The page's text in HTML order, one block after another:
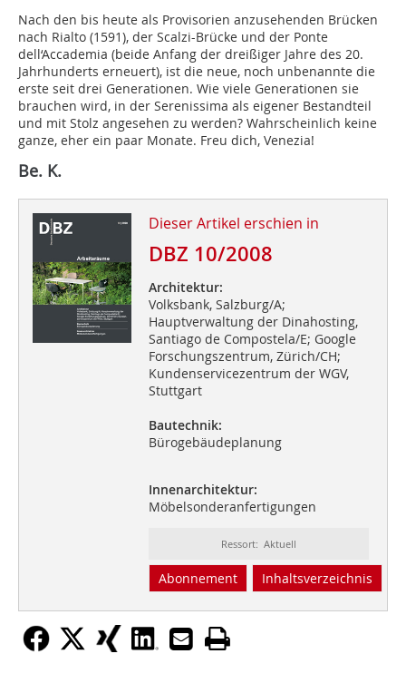
Nach den bis heute als Provisorien anzusehenden Brücken
nach Rialto (1591), der Scalzi-Brücke und der Ponte
dell‘Accademia (beide Anfang der dreißiger Jahre des 20.
Jahrhunderts erneuert), ist die neue, noch unbenannte die
erste seit drei Generationen. Wie viele Generationen sie
brauchen wird, in der Serenissima als eigener Bestandteil
und mit Stolz angesehen zu werden? Wahrscheinlich keine
ganze, eher ein paar Monate. Freu dich, Venezia!
Be. K.
Dieser Artikel erschien in
DBZ 10/2008
Architektur:
Volksbank, Salzburg/A;
Hauptverwaltung der Dinahosting,
Santiago de Compostela/E; Google
Forschungszentrum, Zürich/CH;
Kundenservicezentrum der WGV,
Stuttgart
Bautechnik:
Bürogebäudeplanung
Innenarchitektur:
Möbelsonderanfertigungen
Ressort: Aktuell
Abonnement Inhaltsverzeichnis